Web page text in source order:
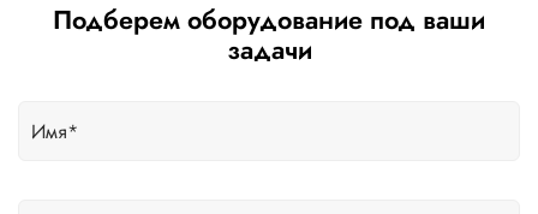
Подберем оборудование под ваши
задачи